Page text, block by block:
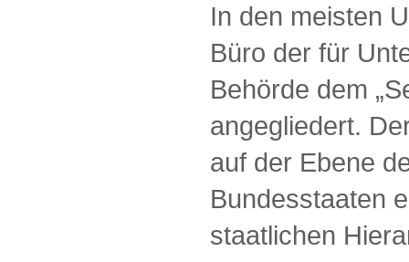
In den meisten
Büro der für
Behörde dem
angegliedert.
auf der Ebene
Bundesstaaten
staatlichen